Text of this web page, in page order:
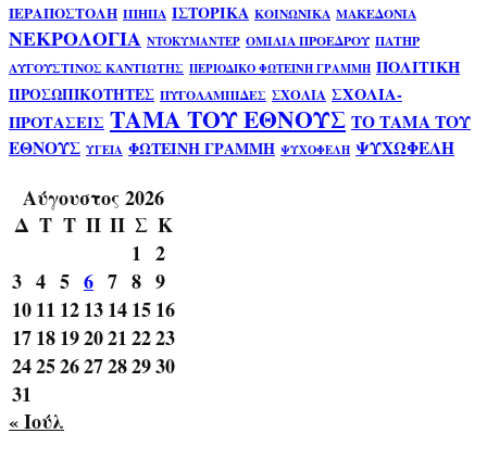
ΙΕΡΑΠΟΣΤΟΛΗ ΙΠΗΠΑ ΙΣΤΟΡΙΚΑ ΚΟΙΝΩΝΙΚΑ ΜΑΚΕΔΟΝΙΑ
ΝΕΚΡΟΛΟΓΙΑ ΝΤΟΚΥΜΑΝΤΕΡ ΟΜΙΛΙΑ ΠΡΟΕΔΡΟΥ ΠΑΤΗΡ
ΑΥΓΟΥΣΤΙΝΟΣ ΚΑΝΤΙΩΤΗΣ ΠΕΡΙΟΔΙΚΟ ΦΩΤΕΙΝΗ ΓΡΑΜΜΗ ΠΟΛΙΤΙΚΗ
ΠΡΟΣΩΠΙΚΟΤΗΤΕΣ ΠΥΓΟΛΑΜΠΙΔΕΣ ΣΧΟΛΙΑ ΣΧΟΛΙΑ-
ΠΡΟΤΑΣΕΙΣ ΤΑΜΑ ΤΟΥ ΕΘΝΟΥΣ ΤΟ ΤΑΜΑ ΤΟΥ
ΕΘΝΟΥΣ ΥΓΕΙΑ ΦΩΤΕΙΝΗ ΓΡΑΜΜΗ ΨΥΧΟΦΕΛΗ ΨΥΧΩΦΕΛΗ
Αύγουστος 2026
Δ Τ Τ Π Π Σ Κ
1 2
3 4 5 6 7 8 9
1011 1213141516
17181920212223
24252627282930
31
« Ιούλ